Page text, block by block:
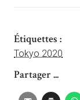
Étiquettes :
Tokyo 2020
Partager ...